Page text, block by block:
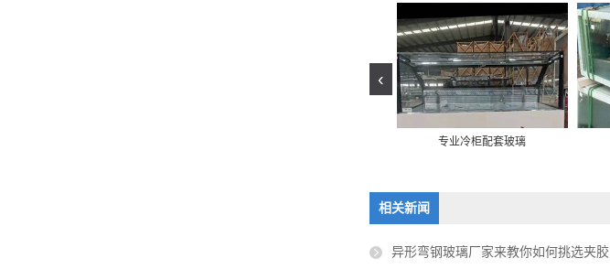
专业冷柜配套玻璃
‹
相关新闻
异形弯钢玻璃厂家来教你如何挑选夹胶玻璃